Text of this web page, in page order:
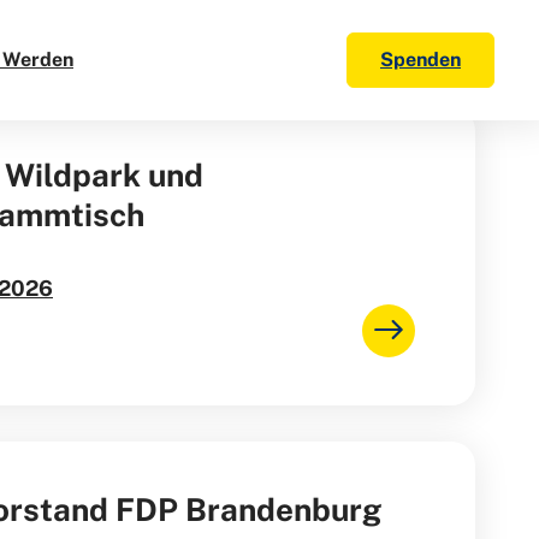
Spenden
Wildpark und
FDP Brandenburg